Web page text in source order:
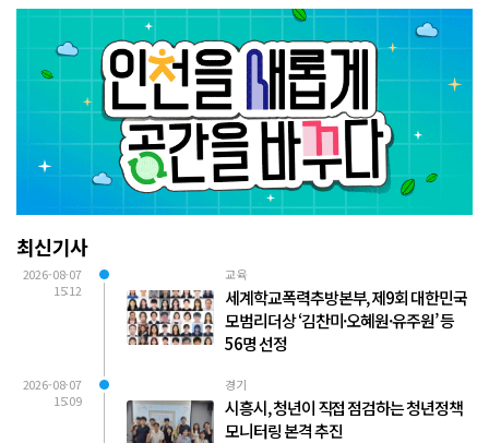
최신기사
2026-08-07
15:12
교육
세계학교폭력추방본부, 제9회 대한민국
모범리더상 ‘김찬미·오혜원·유주원’ 등
56명 선정
2026-08-07
15:09
경기
시흥시, 청년이 직접 점검하는 청년정책
모니터링 본격 추진